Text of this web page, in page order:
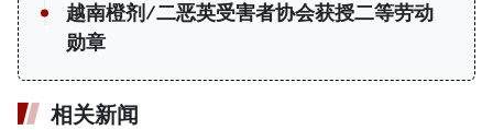
越南橙剂/二恶英受害者协会获授二等劳动
勋章
相关新闻